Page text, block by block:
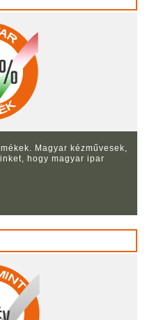
Magyar kézművesek,
hogy magyar ipar